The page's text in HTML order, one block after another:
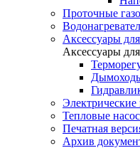
Проточные
Аксессуары
Аксессуары
Электрические
Тепловые
Печатная
Архив